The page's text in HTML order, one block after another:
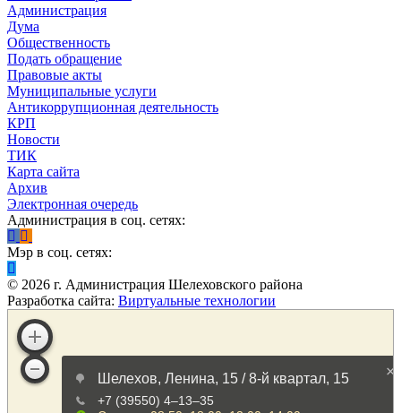
Администрация
Дума
Общественность
Подать обращение
Правовые акты
Муниципальные услуги
Антикоррупционная деятельность
КРП
Новости
ТИК
Карта сайта
Архив
Электронная очередь
Администрация в соц. сетях:
Мэр в соц. сетях:
© 2026 г. Администрация Шелеховского района
Разработка сайта: Виртуальные технологии